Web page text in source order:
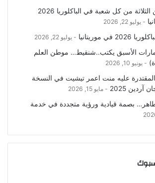
أسماء المتفوقين الثلاثة من كل شعبة في الباكلوريا 2026
يوليو 22, 2026
موريتانيا يوليو 22, 2026
الأسبق يكتب..شنقيط… موطن العلم
يونيو 10, 2026
عليه منت اعمر تيشيت في النسخة
2025
مايو 15, 2026
بصمة قيادية ورؤية متجددة في خدمة